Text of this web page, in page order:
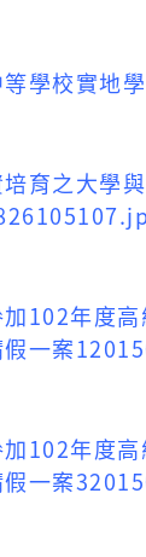
學校實地
育之大學
102年度
假一案
102年度
假一案